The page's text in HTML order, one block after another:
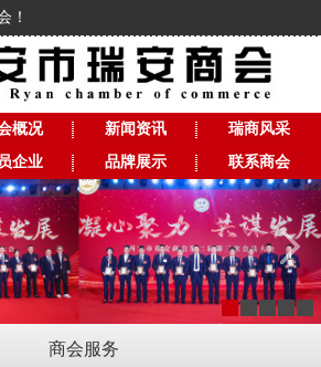
！
概况 新闻资讯
瑞商风采
企业 品牌展示 联系商会
商会服务